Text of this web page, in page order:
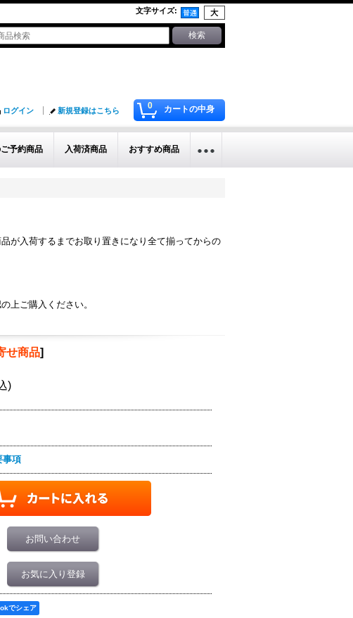
文字サイズ:
0 カートの中身
ログイン 新規登録はこちら
予約商品 入荷済商品 おすすめ商品
が入荷するまでお取り置きになり全て揃ってからの
上ご購入ください。
せ商品]
)
事項
お問い合わせ
お気に入り登録
でシェア